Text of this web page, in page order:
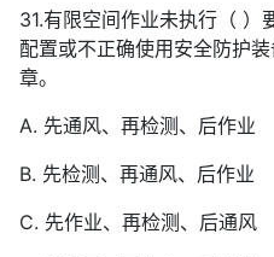
31.有限空间作业未执行（ ）
配置或不正确使用安全防护
章。
A. 先通风、再检测、后作业
B. 先检测、再通风、后作业
C. 先作业、再检测、后通风